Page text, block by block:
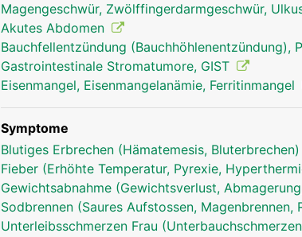
Magengeschwür, Zwölffingerdarmgeschwür,
Akutes Abdomen
Bauchfellentzündung (Bauchhöhlenentzündung),
Gastrointestinale Stromatumore, GIST
Eisenmangel, Eisenmangelanämie, Ferritinmangel
Symptome
Blutiges Erbrechen (Hämatemesis, Bluterbrechen)
Fieber (Erhöhte Temperatur, Pyrexie,
Gewichtsabnahme (Gewichtsverlust,
Sodbrennen (Saures Aufstossen, Magenbrennen,
Unterleibsschmerzen Frau